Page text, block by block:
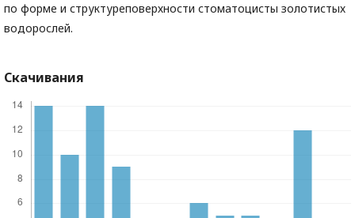
по форме и структуреповерхности стоматоцисты золотистых
водорослей.
Скачивания